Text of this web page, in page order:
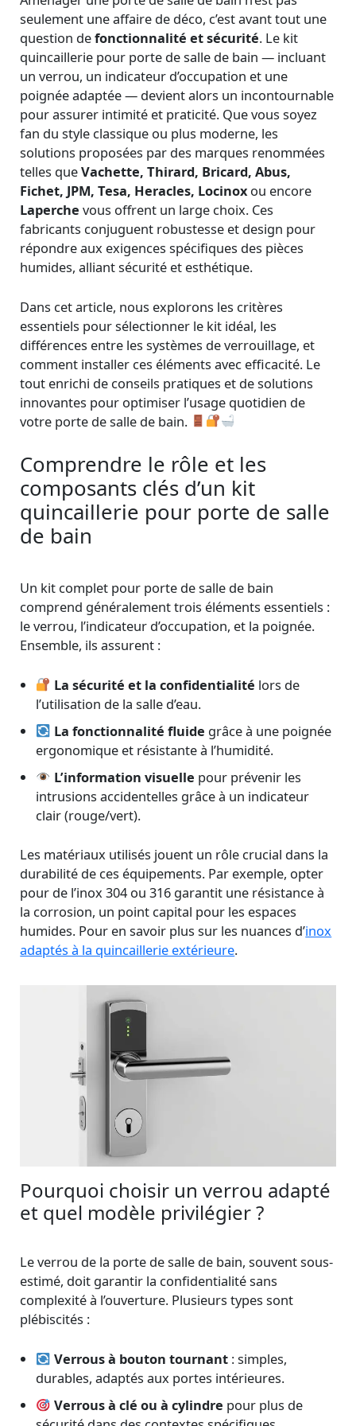
seulement une affaire de déco, c’est avant tout une
question defonctionnalité et sécurité. Le kit
quincaillerie pour porte de salle de bain — incluant
un verrou, un indicateur d’occupation et une
poignée adaptée — devient alors un incontournable
pour assurer intimité et praticité. Que vous soyez
fan du style classique ou plus moderne, les
solutions proposées par des marques renommées
telles queVachette, Thirard, Bricard, Abus,
Fichet, JPM, Tesa, Heracles, Locinox ou encore
Laperche vous offrent un large choix. Ces
fabricants conjuguent robustesse et design pour
répondre aux exigences spécifiques des pièces
humides, alliant sécurité et esthétique.
Dans cet article, nous explorons les critères
essentiels pour sélectionner le kit idéal, les
différences entre les systèmes de verrouillage, et
comment installer ces éléments avec efficacité. Le
tout enrichi de conseils pratiques et de solutions
innovantes pour optimiser l’usage quotidien de
votre porte de salle de bain.
Comprendre le rôle et les
composants clés d’un kit
quincaillerie pour porte de salle
de bain
Un kit complet pour porte de salle de bain
comprend généralement trois éléments essentiels :
le verrou, l’indicateur d’occupation, et la poignée.
Ensemble, ils assurent :
La sécurité et la confidentialité lors de
l’utilisation de la salle d’eau.
La fonctionnalité fluide grâce à une poignée
ergonomique et résistante à l’humidité.
L’information visuelle pour prévenir les
intrusions accidentelles grâce à un indicateur
clair (rouge/vert).
Les matériaux utilisés jouent un rôle crucial dans la
durabilité de ces équipements. Par exemple, opter
pour de l’inox 304 ou 316 garantit une résistance à
la corrosion, un point capital pour les espaces
humides. Pour en savoir plus sur les nuances d’inox
adaptés à la quincaillerie extérieure.
Pourquoi choisir un verrou adapté
et quel modèle privilégier ?
Le verrou de la porte de salle de bain, souvent sous-
estimé, doit garantir la confidentialité sans
complexité à l’ouverture. Plusieurs types sont
plébiscités :
Verrous à bouton tournant: simples,
durables, adaptés aux portes intérieures.
Verrous à clé ou à cylindre pour plus de